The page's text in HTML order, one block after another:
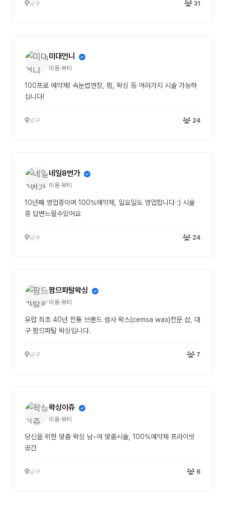
남구 31
미대언니
미용·뷰티
100프로 예약제! 속눈썹연장, 펌, 왁싱 등 여러가지 시술 가능하
십니다!
남구 24
네일8번가
미용·뷰티
10년째 영업중이며 100%예약제, 일요일도 영업합니다 :) 시술
중 답변느릴수있어요
남구 24
팜므파탈왁싱
미용·뷰티
유럽 최초 40년 전통 브랜드 셈사 왁스(cemsa wax)전문 샵, 대
구 팜므파탈 왁싱입니다.
남구 7
왁싱이쥬
미용·뷰티
당신을 위한 맞춤 왁싱 남•여 맞춤시술, 100%예약제 프라이빗
공간
남구 6